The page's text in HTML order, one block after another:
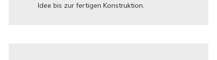
Idee bis zur fertigen Konstruktion.